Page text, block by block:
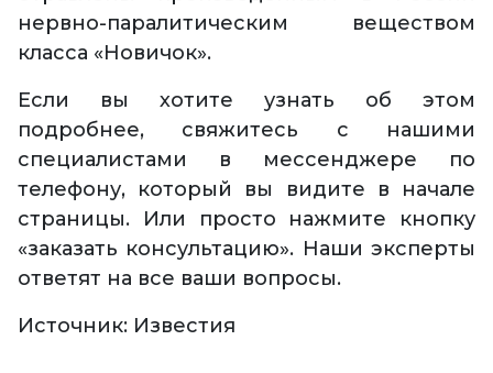
нервно-паралитическим веществом
класса «Новичок».
Если вы хотите узнать об этом
подробнее, свяжитесь с нашими
специалистами в мессенджере по
телефону, который вы видите в начале
страницы. Или просто нажмите кнопку
«заказать консультацию». Наши эксперты
ответят на все ваши вопросы.
Источник: Известия